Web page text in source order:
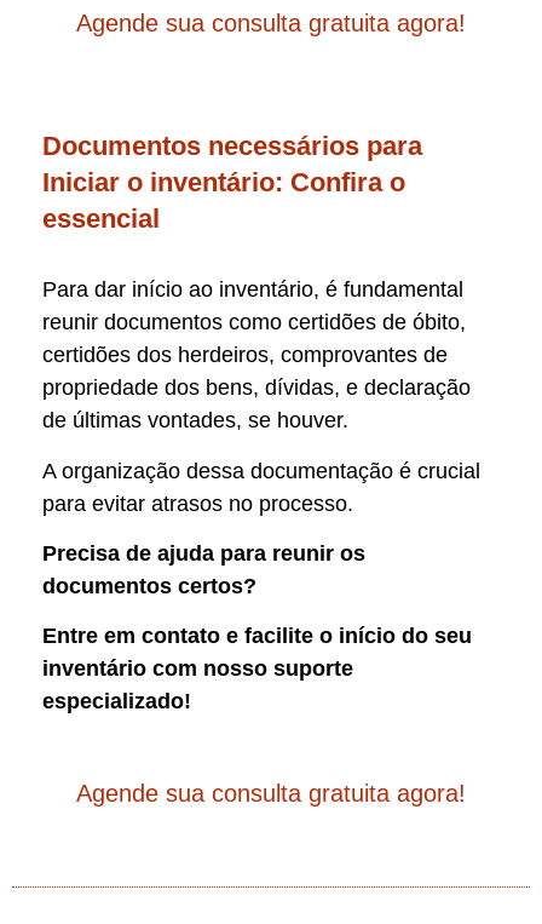
Agende sua consulta gratuita agora!
Documentos necessários para
Iniciar o inventário: Confira o
essencial
Para dar início ao inventário, é fundamental
reunir documentos como certidões de óbito,
certidões dos herdeiros, comprovantes de
propriedade dos bens, dívidas, e declaração
de últimas vontades, se houver.
A organização dessa documentação é crucial
para evitar atrasos no processo.
Precisa de ajuda para reunir os
documentos certos?
Entre em contato e facilite o início do seu
inventário com nosso suporte
especializado!
Agende sua consulta gratuita agora!